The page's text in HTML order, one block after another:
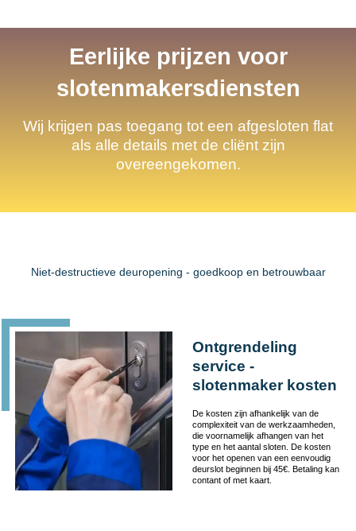
Eerlijke prijzen voor
slotenmakersdiensten
Wij krijgen pas toegang tot een afgesloten flat
als alle details met de cliënt zijn
overeengekomen.
Niet-destructieve deuropening - goedkoop en betrouwbaar
Ontgrendeling
service -
slotenmaker kosten
De kosten zijn afhankelijk van de
complexiteit van de werkzaamheden,
die voornamelijk afhangen van het
type en het aantal sloten. De kosten
voor het openen van een eenvoudig
deurslot beginnen bij 45€. Betaling kan
contant of met kaart.